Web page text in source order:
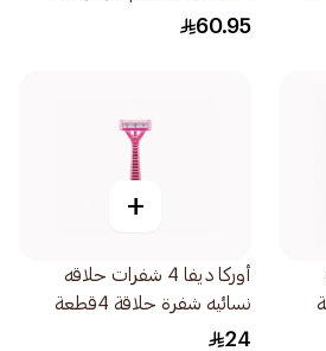
للنساء 12قطعة
60.95
+
أوركا ديفا 4 شفرات حلاقه
نسائيه شفرة حلاقة 4قطعة
24